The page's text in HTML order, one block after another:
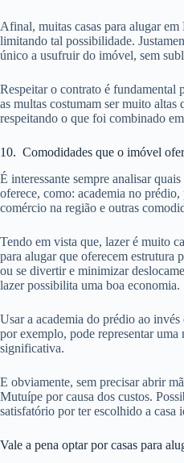
Afinal, muitas casas para alugar
limitando tal possibilidade.
único a usufruir do imóvel, sem
Respeitar o contrato é fundamental
as multas costumam ser muito
respeitando o que foi combinado
10. Comodidades que o imóvel
É interessante sempre analisar
oferece, como: academia no
comércio na região e outras
Tendo em vista que, lazer é muito
para alugar que oferecem estrutura
ou se divertir e minimizar
lazer possibilita uma boa economia.
Usar a academia do prédio ao
por exemplo, pode representar
significativa.
E obviamente, sem precisar abrir
Mutuípe por causa dos custos.
satisfatório por ter escolhido a casa
Vale a pena optar por casas para